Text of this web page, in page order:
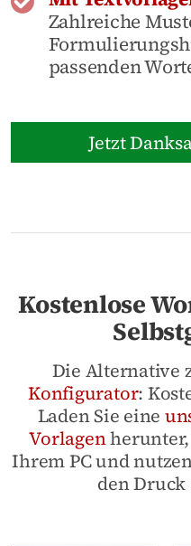
Zahlreiche
passenden
Jetzt
Kostenlose
Die Alternative
Konfigurator:
Laden Sie eine
Vorlagenherunter,
Ihrem PC und
den Druck